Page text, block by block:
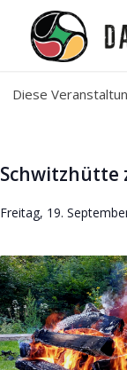
Diese
Schwitzhütte
Freitag, 19.